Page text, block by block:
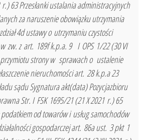
63 Przesłanki ustalania administracyjnych
za naruszenie obowiązku utrzymania
4d ustawy o utrzymaniu czystości
zw. z art. 189f k.p.a. 9 I OPS 1/22 (30 VI
strony w sprawach o ustalenie
nieruchomości art. 28 k.p.a 23
sądu Sygnatura akt(data) Pozycjazbioru
Str. I FSK 1695/21 (21 X 2021 r.) 65
od towarów i usług samochodów
gospodarczej art. 86a ust. 3 pkt 1